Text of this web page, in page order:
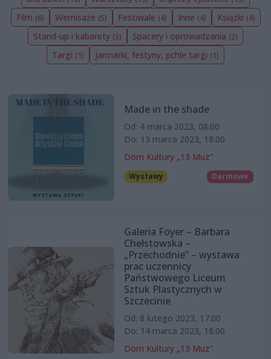
Film (6) Wernisaże (5) Festiwale (4) Inne (4) Książki (4)
Stand-up i kabarety (3) Spacery i oprowadzania (2)
Targi (1) Jarmarki, festyny, pchle targi (1)
Made in the shade
Od: 4 marca 2023, 08:00
Do: 13 marca 2023, 18:00
Dom Kultury „13 Muz”
Wystawy Darmowe
Galeria Foyer – Barbara
Chełstowska –
„Przechodnie” – wystawa
prac uczennicy
Państwowego Liceum
Sztuk Plastycznych w
Szczecinie
Od: 8 lutego 2023, 17:00
Do: 14 marca 2023, 18:00
Dom Kultury „13 Muz”